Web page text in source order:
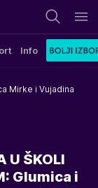
Info
Mirke i Vujadina
U ŠKOLI
Glumica i